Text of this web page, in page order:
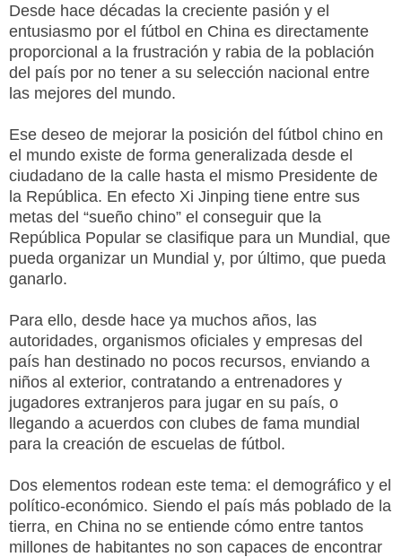
Desde hace décadas la creciente pasión y el
entusiasmo por el fútbol en China es directamente
proporcional a la frustración y rabia de la población
del país por no tener a su selección nacional entre
las mejores del mundo.
Ese deseo de mejorar la posición del fútbol chino en
el mundo existe de forma generalizada desde el
ciudadano de la calle hasta el mismo Presidente de
la República. En efecto Xi Jinping tiene entre sus
metas del “sueño chino” el conseguir que la
República Popular se clasifique para un Mundial, que
pueda organizar un Mundial y, por último, que pueda
ganarlo.
Para ello, desde hace ya muchos años, las
autoridades, organismos oficiales y empresas del
país han destinado no pocos recursos, enviando a
niños al exterior, contratando a entrenadores y
jugadores extranjeros para jugar en su país, o
llegando a acuerdos con clubes de fama mundial
para la creación de escuelas de fútbol.
Dos elementos rodean este tema: el demográfico y el
político-económico. Siendo el país más poblado de la
tierra, en China no se entiende cómo entre tantos
millones de habitantes no son capaces de encontrar